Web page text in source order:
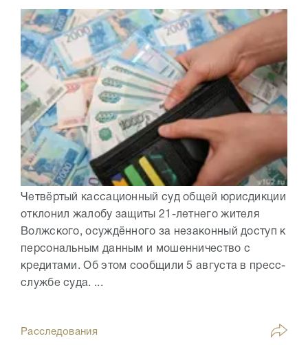
Четвёртый кассационный суд общей юрисдикции
отклонил жалобу защиты 21-летнего жителя
Волжского, осуждённого за незаконный доступ к
персональным данным и мошенничество с
кредитами. Об этом сообщили 5 августа в пресс-
службе суда. ...
Расследования